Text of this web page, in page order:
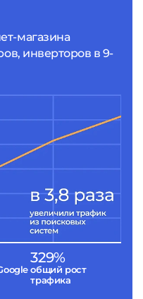
магазина
инверторов в 9-
329%
общий рост
трафика